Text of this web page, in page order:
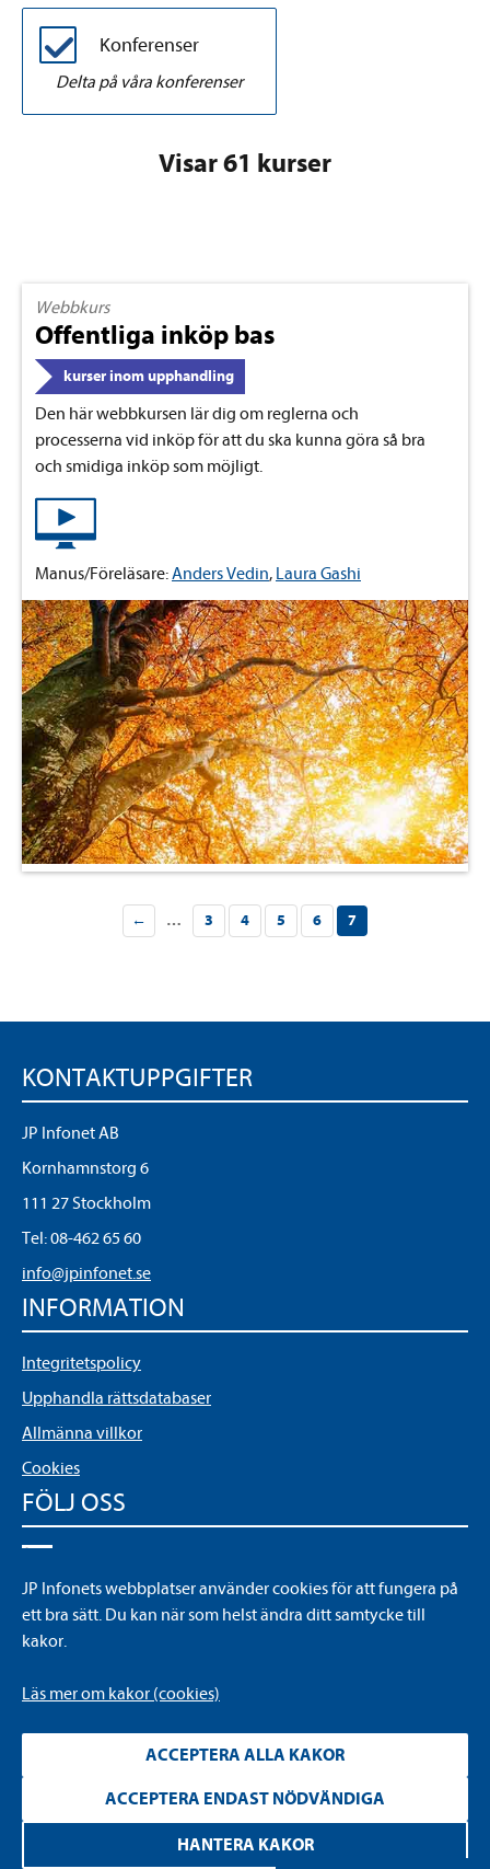
Konferenser
Delta på våra konferenser
Visar 61 kurser
Webbkurs
Offentliga inköp bas
kurser inom upphandling
Den här webbkursen lär dig om reglerna och
processerna vid inköp för att du ska kunna göra så bra
och smidiga inköp som möjligt.
Manus/Föreläsare:Anders Vedin, Laura Gashi
← … 3 4 5 6 7
KONTAKTUPPGIFTER
JP Infonet AB
Kornhamnstorg 6
111 27 Stockholm
Tel:08-462 65 60
info@jpinfonet.se
INFORMATION
Integritetspolicy
Upphandla rättsdatabaser
Allmänna villkor
Cookies
FÖLJ OSS
YouTube
om
JP Infonets webbplatser använder cookies för att fungera på
ett bra sätt. Du kan när som helst ändra ditt samtycke till
kakor.
Läs mer om kakor (cookies)
ACCEPTERA ALLA KAKOR
ACCEPTERA ENDAST NÖDVÄNDIGA
HANTERA KAKOR